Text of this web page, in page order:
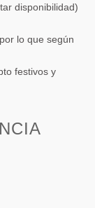
disponibilidad)
lo que según
festivos y